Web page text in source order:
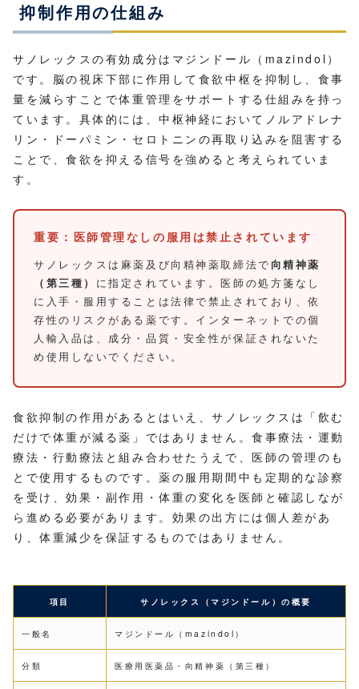
抑制作用の仕組み
サノレックスの有効成分はマジンドール（mazindol）
です。脳の視床下部に作用して食欲中枢を抑制し、食事
量を減らすことで体重管理をサポートする仕組みを持っ
ています。具体的には、中枢神経においてノルアドレナ
リン・ドーパミン・セロトニンの再取り込みを阻害する
ことで、食欲を抑える信号を強めると考えられていま
す。
重要：医師管理なしの服用は禁止されています
サノレックスは麻薬及び向精神薬取締法で 向精神薬
（第三種） に指定されています。医師の処方箋なし
に入手・服用することは法律で禁止されており、依
存性のリスクがある薬です。インターネットでの個
人輸入品は、成分・品質・安全性が保証されないた
め使用しないでください。
食欲抑制の作用があるとはいえ、サノレックスは「飲む
だけで体重が減る薬」ではありません。食事療法・運動
療法・行動療法と組み合わせたうえで、医師の管理のも
とで使用するものです。薬の服用期間中も定期的な診察
を受け、効果・副作用・体重の変化を医師と確認しなが
ら進める必要があります。効果の出方には個人差があ
り、体重減少を保証するものではありません。
項目 サノレックス（マジンドール）の概要
一般名 マジンドール（mazindol）
分類 医療用医薬品・向精神薬（第三種）